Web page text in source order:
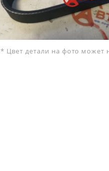
* Цвет детали на фото может